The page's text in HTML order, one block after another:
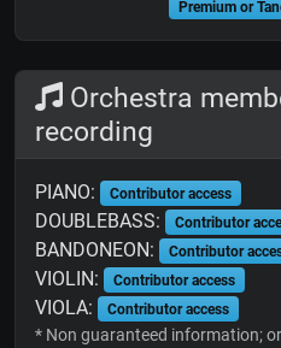
Premium or
Orchestra
recording
PIANO: Contributor access
DOUBLEBASS: Contributor
BANDONEON: Contributor
VIOLIN: Contributor access
VIOLA: Contributor access
* Non guaranteed information;